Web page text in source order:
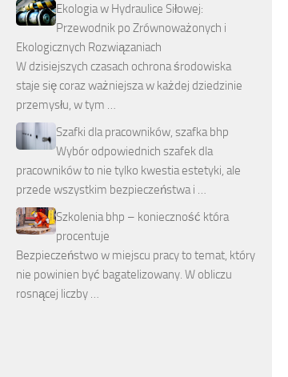
Ekologia w Hydraulice Siłowej:
Przewodnik po Zrównoważonych i
Ekologicznych Rozwiązaniach
W dzisiejszych czasach ochrona środowiska
staje się coraz ważniejsza w każdej dziedzinie
przemysłu, w tym …
Szafki dla pracowników, szafka bhp
Wybór odpowiednich szafek dla
pracowników to nie tylko kwestia estetyki, ale
przede wszystkim bezpieczeństwa i …
Szkolenia bhp – konieczność która
procentuje
Bezpieczeństwo w miejscu pracy to temat, który
nie powinien być bagatelizowany. W obliczu
rosnącej liczby …